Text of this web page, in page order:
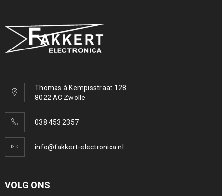
Thomas à Kempisstraat 128
8022 AC Zwolle
038 453 2357
info@fakkert-electronica.nl
VOLG ONS